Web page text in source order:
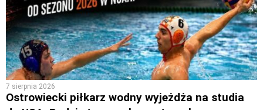
7 sierpnia 2026
Ostrowiecki piłkarz wodny wyjeżdża na studia